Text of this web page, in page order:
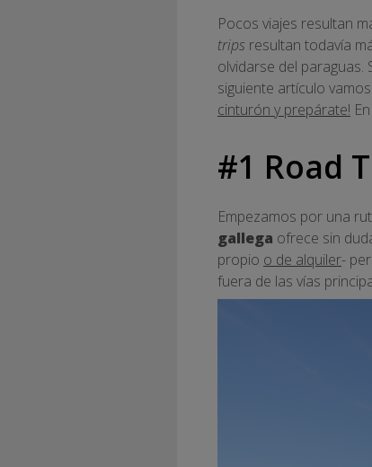
Pocos viajes resultan
trips resultan todavía
olvidarse del
siguiente artículo
cinturón y prepárate!
#1 Road
Empezamos por una
gallega ofrece sin
propio o de alquiler-
fuera de las vías